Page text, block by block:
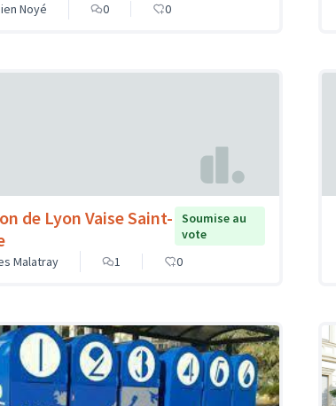
Noyé
0 0
de Lyon Vaise Saint-
Soumise au
vote
Malatray
1 0